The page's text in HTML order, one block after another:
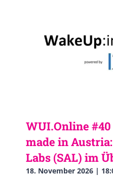
WUI.Online
made in
Labs (SAL) im
18. November 2026 |